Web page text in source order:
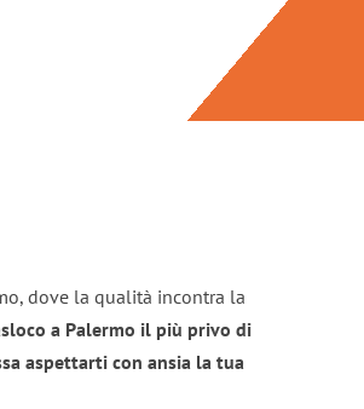
dove la qualità incontra la
a Palermo il più privo di
aspettarti con ansia la tua